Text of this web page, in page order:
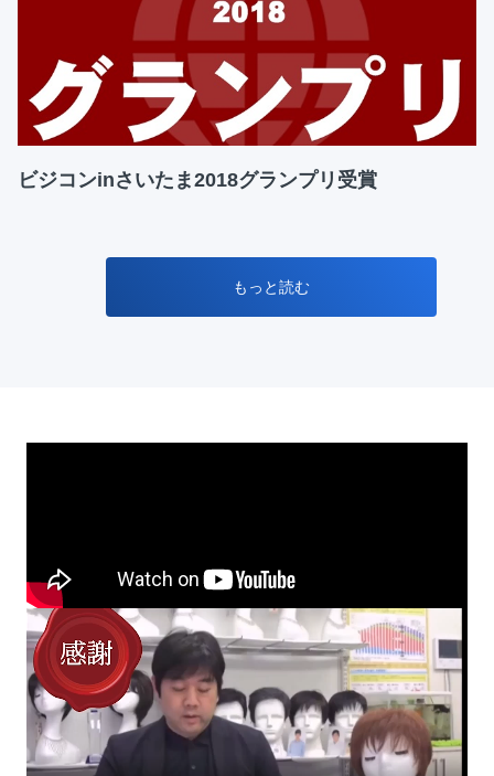
ビジコンinさいたま2018グランプリ受賞
もっと読む